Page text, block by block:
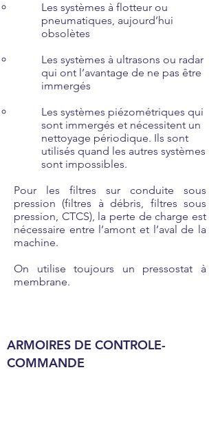
Les systèmes à flotteur ou
pneumatiques, aujourd’hui
obsolètes
Les systèmes à ultrasons ou radar
qui ont l’avantage de ne pas être
immergés
Les systèmes piézométriques qui
sont immergés et nécessitent un
nettoyage périodique. Ils sont
utilisés quand les autres systèmes
sont impossibles.
Pour les filtres sur conduite sous
pression (filtres à débris, filtres sous
pression, CTCS), la perte de charge est
nécessaire entre l’amont et l’aval de la
machine.
On utilise toujours un pressostat à
membrane.
ARMOIRES DE CONTROLE-
COMMANDE